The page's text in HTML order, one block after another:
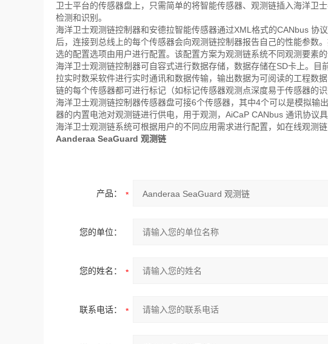
卫士平台的传感器盘上，只需简单的将智能传感器、观测链插入海洋卫
检测和识别。
海洋卫士观测链控制器和安德拉智能传感器通过XML格式的CANbus 协
后，连接到总线上的每个传感器会向观测链控制器报告自己的性能参数
选的配置选项由用户进行配置。该配置方案为观测链系统不同观测要素
海洋卫士观测链控制器可自容式进行数据存储，数据存储在SD卡上。
拉实时数采软件进行实时通讯和数据传输，输出数据为可阅读的工程数
链的每个传感器都可进行标记（如标记传感器观测点深度易于传感器的识
海洋卫士观测链控制器传感器盘可接6个传感器，其中4个可以是模拟
器的内置电池对观测链进行供电，用于观测，AiCaP CANbus 通讯协议具
海洋卫士观测链系统可根据用户的不同应用需求进行配置，如在线观测
Aanderaa SeaGuard 观测链
产品：
您的单位：
您的姓名：
联系电话：